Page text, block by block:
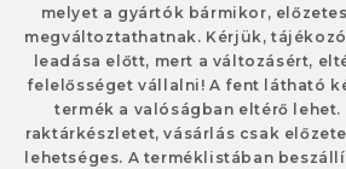
melyet a gyártók bármikor,
megváltoztathatnak. Kérjük,
leadása előtt, mert a változásért,
felelősséget vállalni! A fent látható
termék a valóságban eltérő lehet.
raktárkészletet, vásárlás csak
lehetséges. A terméklistában